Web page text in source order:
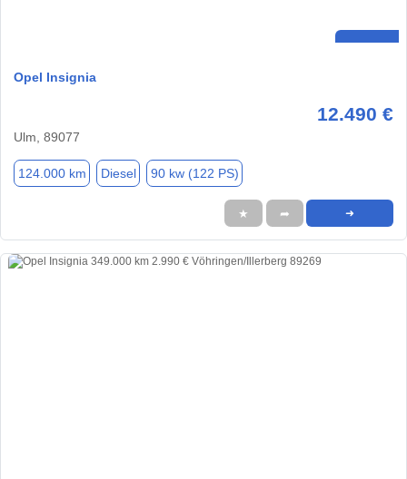
Opel Insignia
12.490 €
Ulm, 89077
124.000 km Diesel 90 kw (122 PS)
★ ➦ ➜